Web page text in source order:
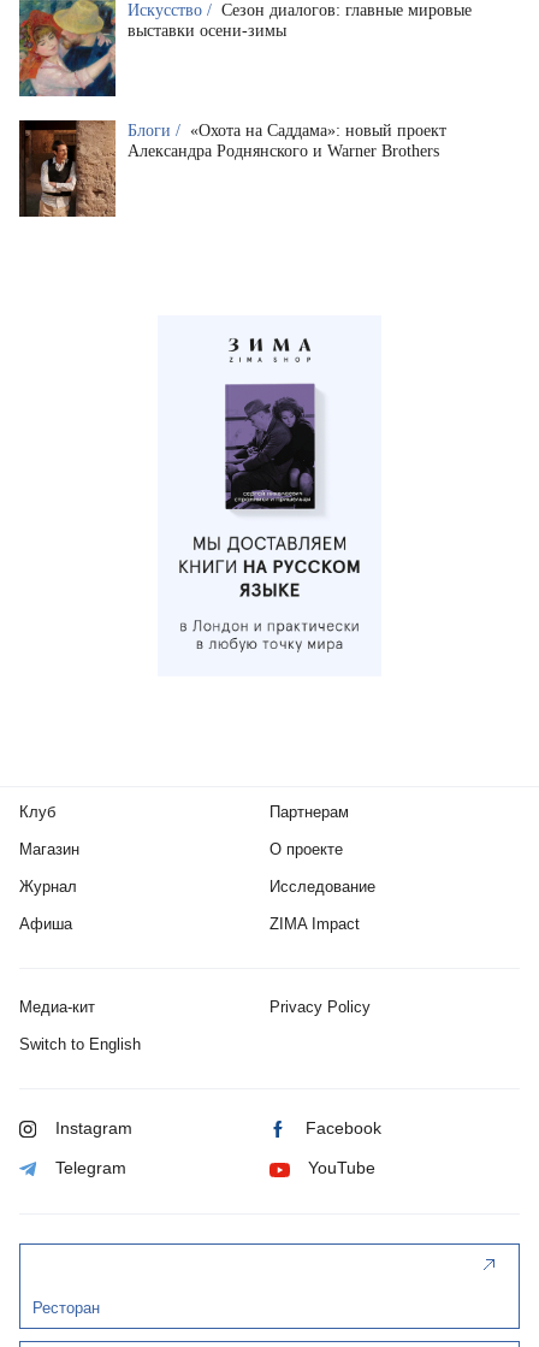
Искусство / Сезон диалогов: главные мировые
выставки осени-зимы
Блоги / «Охота на Саддама»: новый проект
Александра Роднянского и Warner Brothers
Клуб
Магазин
Журнал
Афиша
Партнерам
О проекте
Исследование
ZIMA Impact
Медиа-кит Privacy Policy
Switch to English
Instagram Facebook
Telegram YouTube
Ресторан